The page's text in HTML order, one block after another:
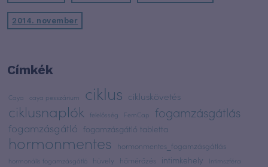
2014. november
Címkék
Caya caya pesszárium ciklus cikluskövetés
ciklusnaplók felelősség FemCap fogamzásgátlás
fogamzásgátló fogamzásgátló tabletta
hormonmentes hormonmentes_fogamzásgátlás
hormonális fogamzásgátló hüvely hőmérőzés intimkehely
Intimszféra